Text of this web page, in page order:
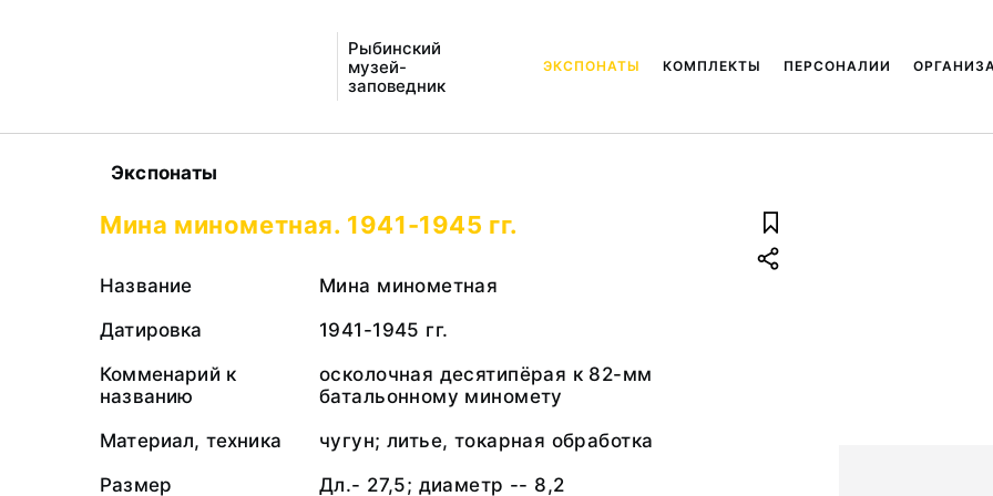
Рыбинский
музей-
заповедник
ЭКСПОНАТЫ КОМПЛЕКТЫ ПЕРСОНАЛИИ
Экспонаты
Мина минометная. 1941-1945 гг.
Название
Мина минометная
Датировка
1941-1945 гг.
Комменарий к
названию
осколочная десятипёрая к 82-мм
батальонному миномету
Материал, техника
чугун; литье, токарная обработка
Размер
Дл.- 27,5; диаметр -- 8,2